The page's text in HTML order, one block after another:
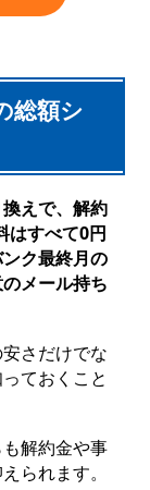
総額シ
えで、解約
はすべて0円
ク最終月の
メール持ち
さだけでな
ておくこと
解約金や事
られます。